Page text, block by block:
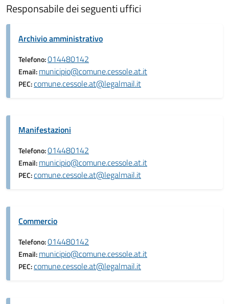
Responsabile dei seguenti uffici
Archivio amministrativo
Telefono:014480142
Email:municipio@comune.cessole.at.it
PEC:comune.cessole.at@legalmail.it
Manifestazioni
Telefono:014480142
Email:municipio@comune.cessole.at.it
PEC:comune.cessole.at@legalmail.it
Commercio
Telefono:014480142
Email:municipio@comune.cessole.at.it
PEC:comune.cessole.at@legalmail.it